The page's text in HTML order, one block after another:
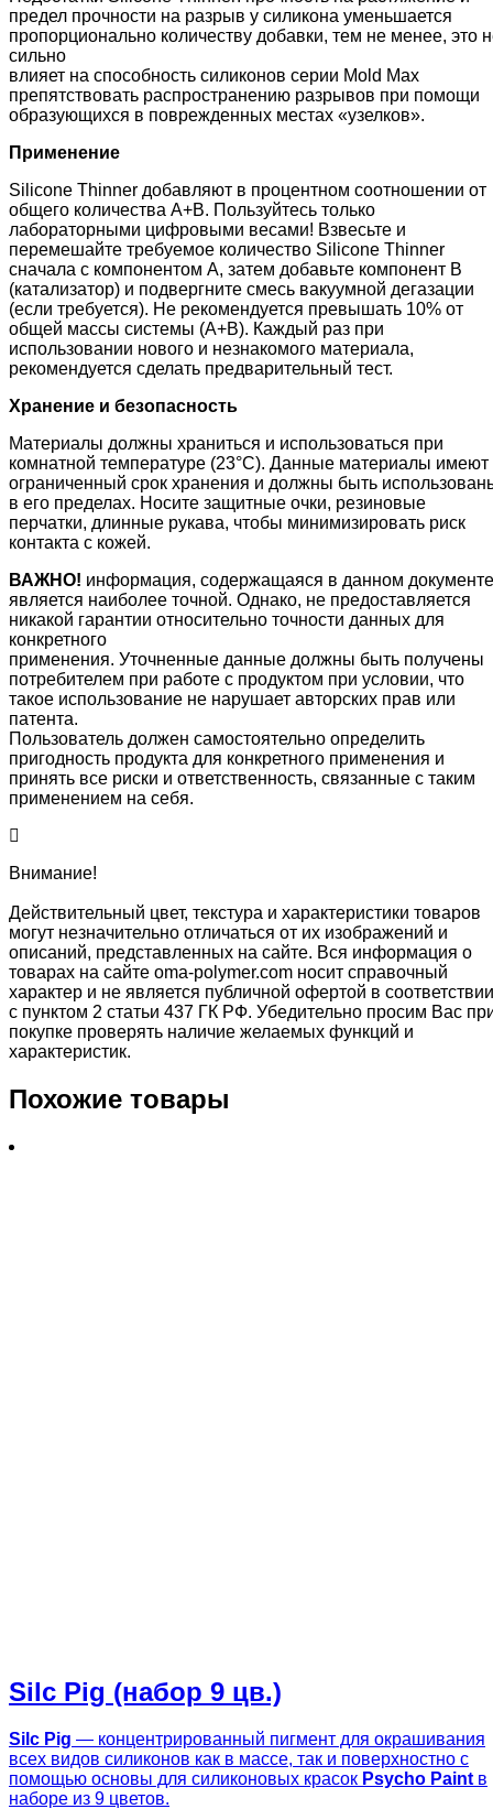
предел прочности на разрыв у силикона уменьшается
пропорционально количеству добавки, тем не менее, это
сильно
влияет на способность силиконов серии Mold Мах
препятствовать распространению разрывов при помощи
образующихся в поврежденных местах «узелков».
Применение
Silicone Thinner добавляют в процентном соотношении от
общего количества А+В. Пользуйтесь только
лабораторными цифровыми весами! Взвесьте и
перемешайте требуемое количество Silicone Thinner
сначала с компонентом А, затем добавьте компонент В
(катализатор) и подвергните смесь вакуумной дегазации
(если требуется). Не рекомендуется превышать 10% от
общей массы системы (А+В). Каждый раз при
использовании нового и незнакомого материала,
рекомендуется сделать предварительный тест.
Хранение и безопасность
Материалы должны храниться и использоваться при
комнатной температуре (23°C). Данные материалы имеют
ограниченный срок хранения и должны быть
в его пределах. Носите защитные очки, резиновые
перчатки, длинные рукава, чтобы минимизировать риск
контакта с кожей.
ВАЖНО! информация, содержащаяся в данном
является наиболее точной. Однако, не предоставляется
никакой гарантии относительно точности данных для
конкретного
применения. Уточненные данные должны быть получены
потребителем при работе с продуктом при условии, что
такое использование не нарушает авторских прав или
патента.
Пользователь должен самостоятельно определить
пригодность продукта для конкретного применения и
принять все риски и ответственность, связанные с таким
применением на себя.
Внимание!
Действительный цвет, текстура и характеристики товаров
могут незначительно отличаться от их изображений и
описаний, представленных на сайте. Вся информация о
товарах на сайте oma-polymer.com носит справочный
характер и не является публичной офертой в соответствии
с пунктом 2 статьи 437 ГК РФ. Убедительно просим Вас
покупке проверять наличие желаемых функций и
характеристик.
Похожие товары
Silc Pig (набор 9 цв.)
Silc Pig — концентрированный пигмент для окрашивания
всех видов силиконов как в массе, так и поверхностно с
помощью основы для силиконовых красок Psycho Paint в
наборе из 9 цветов.